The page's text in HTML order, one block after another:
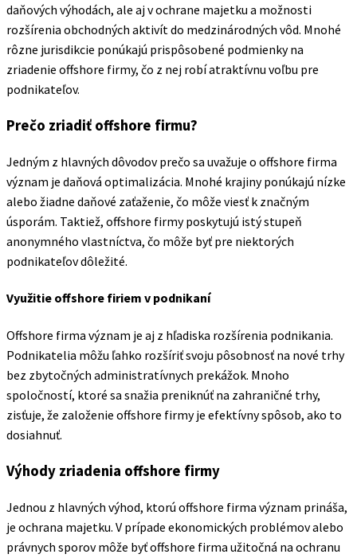
daňových výhodách, ale aj v ochrane majetku a možnosti
rozšírenia obchodných aktivít do medzinárodných vôd. Mnohé
rôzne jurisdikcie ponúkajú prispôsobené podmienky na
zriadenie offshore firmy, čo z nej robí atraktívnu voľbu pre
podnikateľov.
Prečo zriadiť offshore firmu?
Jedným z hlavných dôvodov prečo sa uvažuje o offshore firma
význam je daňová optimalizácia. Mnohé krajiny ponúkajú nízke
alebo žiadne daňové zaťaženie, čo môže viesť k značným
úsporám. Taktiež, offshore firmy poskytujú istý stupeň
anonymného vlastníctva, čo môže byť pre niektorých
podnikateľov dôležité.
Využitie offshore firiem v podnikaní
Offshore firma význam je aj z hľadiska rozšírenia podnikania.
Podnikatelia môžu ľahko rozšíriť svoju pôsobnosť na nové trhy
bez zbytočných administratívnych prekážok. Mnoho
spoločností, ktoré sa snažia preniknúť na zahraničné trhy,
zisťuje, že založenie offshore firmy je efektívny spôsob, ako to
dosiahnuť.
Výhody zriadenia offshore firmy
Jednou z hlavných výhod, ktorú offshore firma význam prináša,
je ochrana majetku. V prípade ekonomických problémov alebo
právnych sporov môže byť offshore firma užitočná na ochranu